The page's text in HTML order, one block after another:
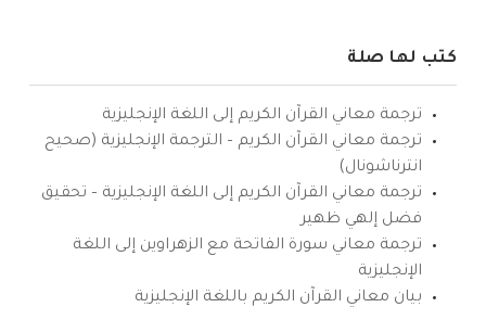
كتب لها صلة
ترجمة معاني القرآن الكريم إلى اللغة الإنجليزية
ترجمة معاني القرآن الكريم – الترجمة الإنجليزية (صحيح
انترناشونال)
ترجمة معاني القرآن الكريم إلى اللغة الإنجليزية – تحقيق
فضل إلهي ظهير
ترجمة معاني سورة الفاتحة مع الزهراوين إلى اللغة
الإنجليزية
بيان معاني القرآن الكريم باللغة الإنجليزية